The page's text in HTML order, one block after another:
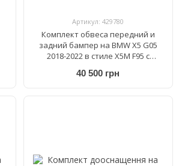
Артикул: 429780
Комплект обвеса передний и
задний бампер на BMW X5 G05
2018-2022 в стиле X5M F95 с
40 500 грн